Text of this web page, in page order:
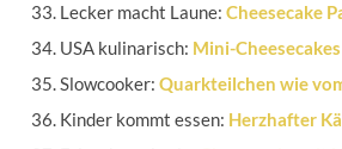
Lecker macht Laune: Cheesecake
USA kulinarisch: Mini-
Slowcooker: Quarkteilchen wie
Kinder kommt essen: Herzhafter